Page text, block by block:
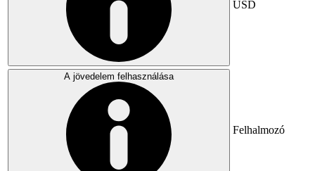
USD
A jövedelem felhasználása
Felhalmozó